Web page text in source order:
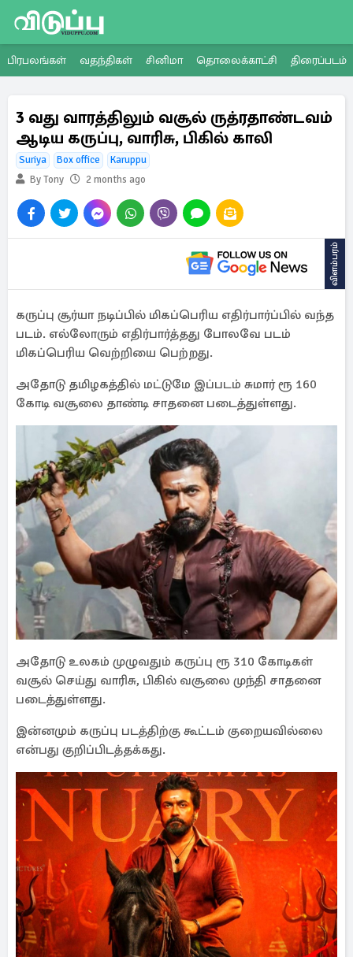
பிரபலங்கள் வதந்திகள் சினிமா தொலைக்காட்சி திரைப்படம்
3 வது வாரத்திலும் வசூல் ருத்ரதாண்டவம்
ஆடிய கருப்பு, வாரிசு, பிகில் காலி
Suriya Box office
Karuppu
By Tony
2 months ago
விளம்பரம்
கருப்பு சூர்யா நடிப்பில் மிகப்பெரிய எதிர்பார்ப்பில் வந்த
படம். எல்லோரும் எதிர்பார்த்தது போலவே படம்
மிகப்பெரிய வெற்றியை பெற்றது.
அதோடு தமிழகத்தில் மட்டுமே இப்படம் சுமார் ரூ 160
கோடி வசூலை தாண்டி சாதனை படைத்துள்ளது.
அதோடு உலகம் முழுவதும் கருப்பு ரூ 310 கோடிகள்
வசூல் செய்து வாரிசு, பிகில் வசூலை முந்தி சாதனை
படைத்துள்ளது.
இன்னமும் கருப்பு படத்திற்கு கூட்டம் குறையவில்லை
என்பது குறிப்பிடத்தக்கது.